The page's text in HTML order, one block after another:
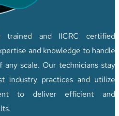
and IICRC certified
and knowledge to handle
any scale. Our technicians stay
industry practices and utilize
to deliver efficient and